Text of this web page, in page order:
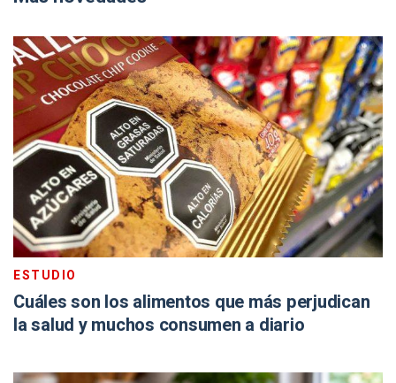
ESTUDIO
Cuáles son los alimentos que más perjudican
la salud y muchos consumen a diario